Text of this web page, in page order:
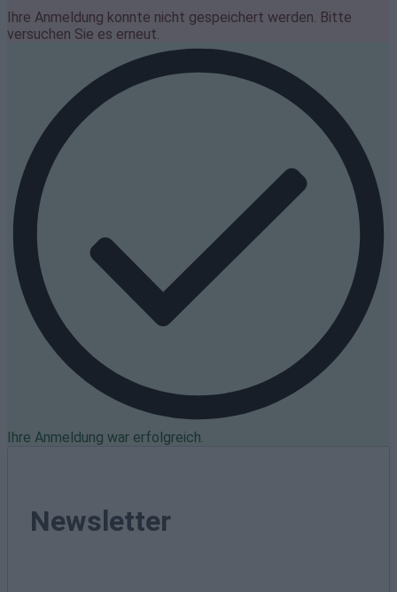
Ihre Anmeldung konnte nicht gespeichert werden. Bitte
versuchen Sie es erneut.
Ihre Anmeldung war erfolgreich.
Newsletter